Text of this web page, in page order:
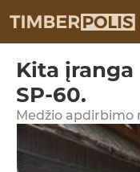
Kita
SP-60.
Medžio apdirbimo